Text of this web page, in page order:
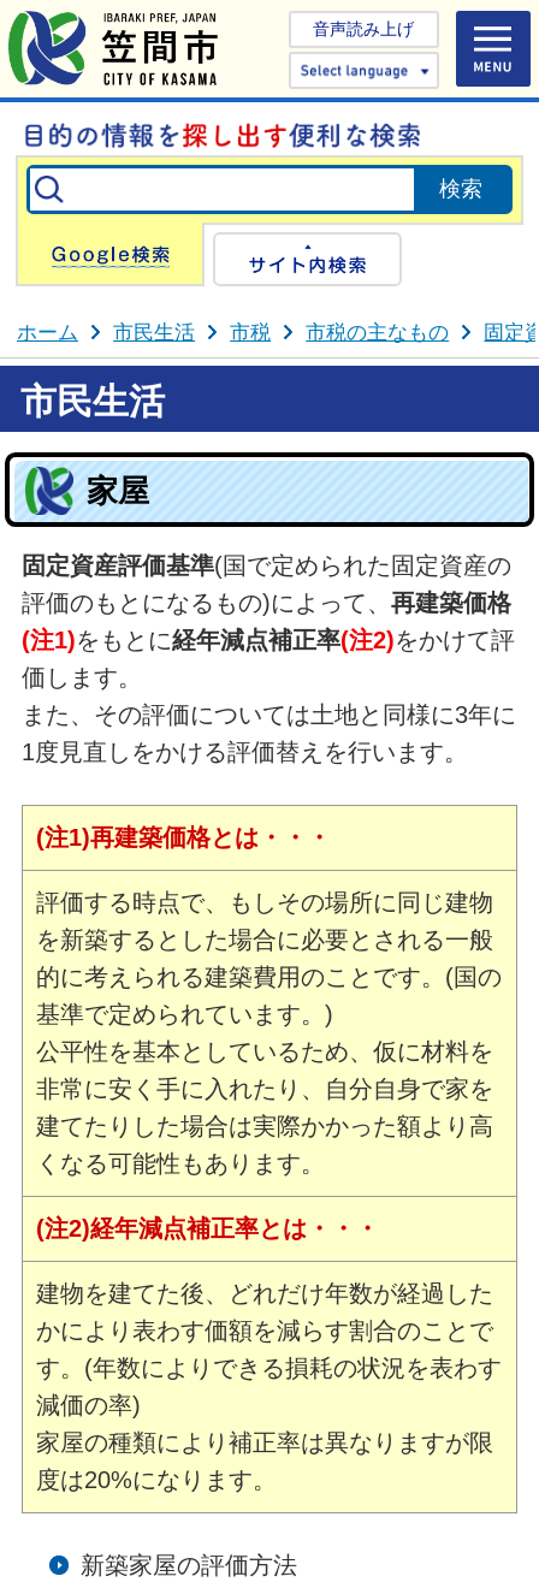
音声読み上げ
Select
Google検索
ホーム 市民生活 市税 市税の主なもの 固定
市民生活
家屋
固定資産評価基準(国で定められた固定資産の
評価のもとになるもの)によって、 再建築価格
(注1)をもとに経年減点補正率(注2)をかけて評
価します。
また、その評価については土地と同様に3年に
1度見直しをかける評価替えを行います。
(注1)再建築価格とは・・・
評価する時点で、もしその場所に同じ建物
を新築するとした場合に必要とされる一般
的に考えられる建築費用のことです。(国の
基準で定められています。)
公平性を基本としているため、仮に材料を
非常に安く手に入れたり、自分自身で家を
建てたりした場合は実際かかった額より高
くなる可能性もあります。
(注2)経年減点補正率とは・・・
建物を建てた後、どれだけ年数が経過した
かにより表わす価額を減らす割合のことで
す。(年数によりできる損耗の状況を表わす
減価の率)
家屋の種類により補正率は異なりますが限
度は20%になります。
新築家屋の評価方法